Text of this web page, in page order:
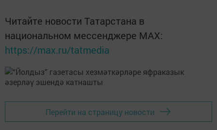
Читайте новости Татарстана в
национальном мессенджере MАХ:
https://max.ru/tatmedia
Перейти на страницу новости